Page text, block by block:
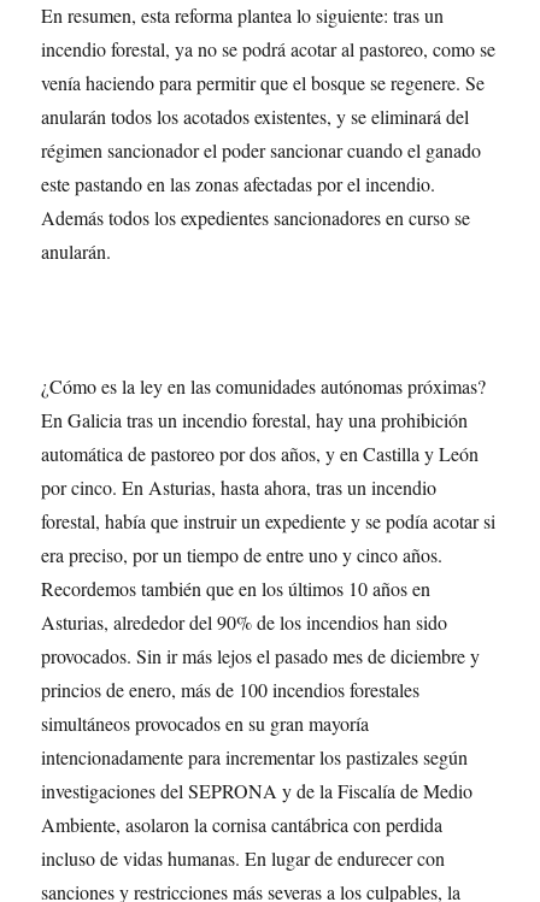
En resumen, esta reforma plantea lo siguiente: tras un
incendio forestal, ya no se podrá acotar al pastoreo, como se
venía haciendo para permitir que el bosque se regenere. Se
anularán todos los acotados existentes, y se eliminará del
régimen sancionador el poder sancionar cuando el ganado
este pastando en las zonas afectadas por el incendio.
Además todos los expedientes sancionadores en curso se
anularán.
¿Cómo es la ley en las comunidades autónomas próximas?
En Galicia tras un incendio forestal, hay una prohibición
automática de pastoreo por dos años, y en Castilla y León
por cinco. En Asturias, hasta ahora, tras un incendio
forestal, había que instruir un expediente y se podía acotar si
era preciso, por un tiempo de entre uno y cinco años.
Recordemos también que en los últimos 10 años en
Asturias, alrededor del 90% de los incendios han sido
provocados. Sin ir más lejos el pasado mes de diciembre y
princios de enero, más de 100 incendios forestales
simultáneos provocados en su gran mayoría
intencionadamente para incrementar los pastizales según
investigaciones del SEPRONA y de la Fiscalía de Medio
Ambiente, asolaron la cornisa cantábrica con perdida
incluso de vidas humanas. En lugar de endurecer con
sanciones y restricciones más severas a los culpables, la